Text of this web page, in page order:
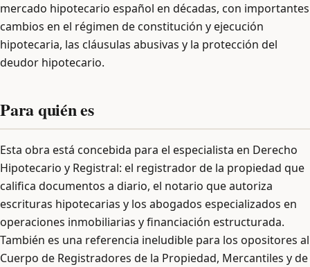
mercado hipotecario español en décadas, con importantes
cambios en el régimen de constitución y ejecución
hipotecaria, las cláusulas abusivas y la protección del
deudor hipotecario.
Para quién es
Esta obra está concebida para el especialista en Derecho
Hipotecario y Registral: el registrador de la propiedad que
califica documentos a diario, el notario que autoriza
escrituras hipotecarias y los abogados especializados en
operaciones inmobiliarias y financiación estructurada.
También es una referencia ineludible para los opositores al
Cuerpo de Registradores de la Propiedad, Mercantiles y de